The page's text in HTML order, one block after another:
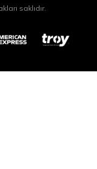
saklıdır.